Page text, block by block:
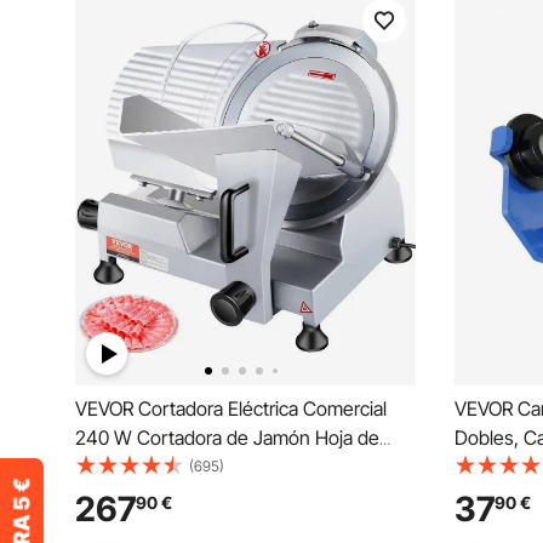
VEVOR Cortadora Eléctrica Comercial
240 W Cortadora de Jamón Hoja de
250 mm 350-400 rpm Cortadora de
Embutidos en Acero Inoxidable y
Aluminio para Cortar Carne Queso
(695)
26790€
VEVOR
Dobles,
Ancho de
177,8
de
3790€